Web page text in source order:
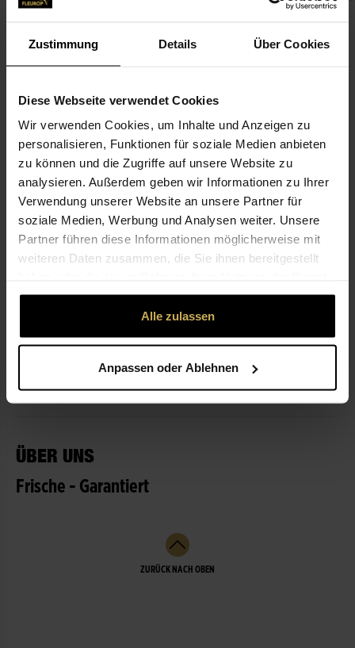
Zustimmung Details Über Cookies
Diese Webseite verwendet Cookies
Wir verwenden Cookies, um Inhalte und Anzeigen zu
personalisieren, Funktionen für soziale Medien anbieten
zu können und die Zugriffe auf unsere Website zu
analysieren. Außerdem geben wir Informationen zu Ihrer
Verwendung unserer Website an unsere Partner für
soziale Medien, Werbung und Analysen weiter. Unsere
Partner führen diese Informationen möglicherweise mit
weiteren Daten zusammen, die Sie ihnen bereitgestellt
gesammelt haben.
Alle zulassen
Anpassen oder Ablehnen
KONTAKT
Blumen-Hertweck
Blumen-Hertweck Inh. Nikolaus Hertweck
Friedrich-Ebert-Str. 2
76571 Gaggenau
07225-13 36
info@blumen-hertweck.de
ÖFFNUNGSZEITEN
LEISTUNGEN
ÜBER UNS
Frische - Garantiert
ZURÜCK NACH OBEN